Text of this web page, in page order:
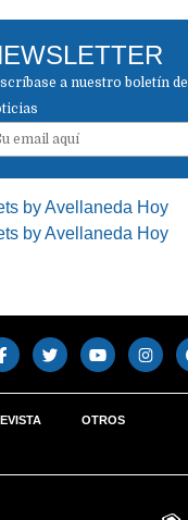
a nuestro boletín de
by Avellaneda Hoy
by Avellaneda Hoy
OTROS